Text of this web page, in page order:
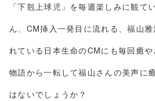
「下剋上球児」を毎週楽しみに観て
ん、CM挿入一発目に流れる、福山
れている日本生命のCMにも毎回癒
物語から一転して福山さんの美声に
はないでしょうか？